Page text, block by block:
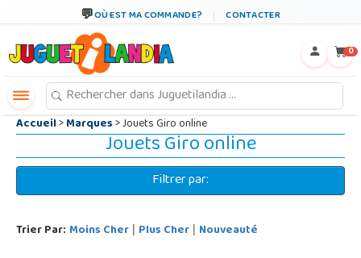
OÙ EST MA COMMANDE? CONTACTER
0
Accueil>Marques> Jouets Giro online
Jouets Giro online
Filtrer par:
Trier Par: Moins Cher | Plus Cher | Nouveauté